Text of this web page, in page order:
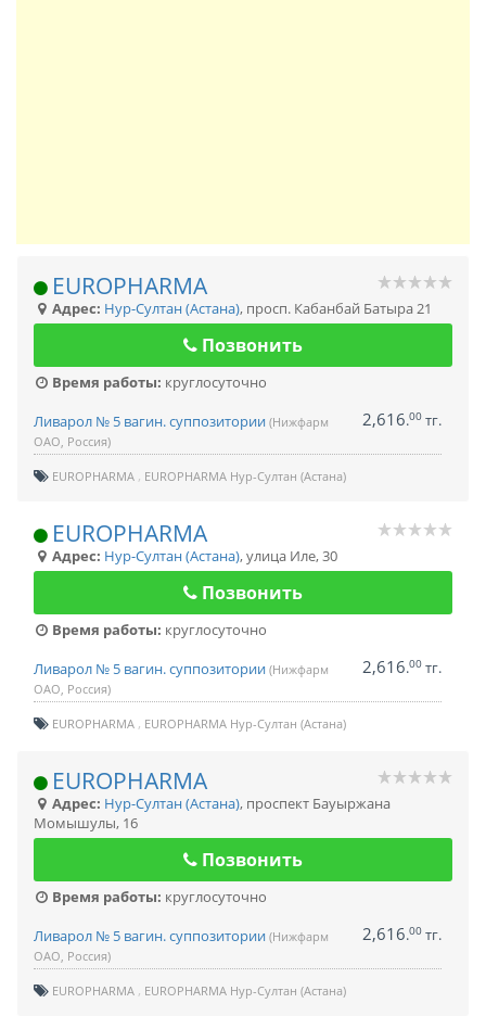
EUROPHARMA
Адрес: Нур-Султан (Астана), просп. Кабанбай Батыра 21
Позвонить
Время работы: круглосуточно
Ливарол № 5 вагин. суппозитории (Нижфарм
ОАО, Россия)
2,616.00 тг.
EUROPHARMA EUROPHARMA Нур-Султан (Астана)
EUROPHARMA
Адрес: Нур-Султан (Астана),улица Иле, 30
Позвонить
Время работы: круглосуточно
Ливарол № 5 вагин. суппозитории (Нижфарм
ОАО, Россия)
2,616.00 тг.
EUROPHARMA EUROPHARMA Нур-Султан (Астана)
EUROPHARMA
Адрес: Нур-Султан (Астана), проспект Бауыржана
Момышулы, 16
Позвонить
Время работы: круглосуточно
Ливарол № 5 вагин. суппозитории (Нижфарм
ОАО, Россия)
2,616.00 тг.
EUROPHARMA EUROPHARMA Нур-Султан (Астана)